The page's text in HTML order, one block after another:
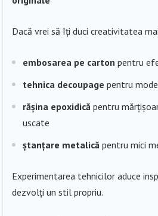
Dacă vrei să îți duci creativitatea
embosarea pe carton pentru
tehnica decoupage pentru
rășina epoxidică pentru
uscate
ștanțare metalică pentru mici
Experimentarea tehnicilor aduce
dezvolți un stil propriu.